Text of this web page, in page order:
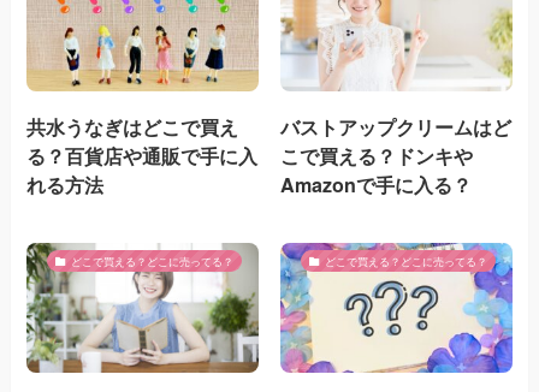
共水うなぎはどこで買え
る？百貨店や通販で手に入
れる方法
バストアップクリームはど
こで買える？ドンキや
Amazonで手に入る？
どこで買える？どこに売ってる？ どこで買える？どこに売ってる？